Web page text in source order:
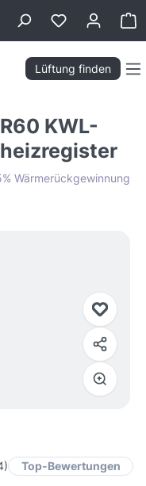
Lüftung finden
KWL-
Wärmerückgewinnung
von 4.8 von 5
Top-Bewertungen